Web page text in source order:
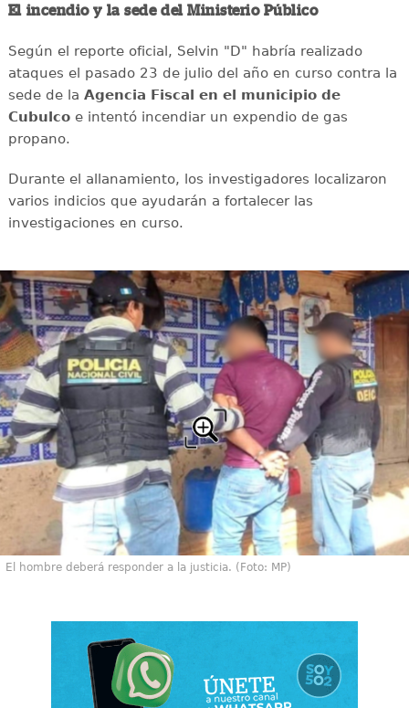
El incendio y la sede del Ministerio Público
Según el reporte oficial, Selvin "D" habría realizado
ataques el pasado 23 de julio del año en curso contra la
sede de la Agencia Fiscal en el municipio de
Cubulcoe intentó incendiar un expendio de gas
propano.
Durante el allanamiento, los investigadores localizaron
varios indicios que ayudarán a fortalecer las
investigaciones en curso.
El hombre deberá responder a la justicia. (Foto: MP)